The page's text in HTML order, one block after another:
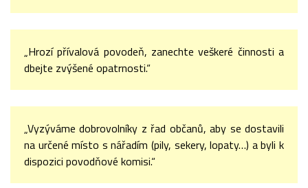
„Hrozí přívalová povodeň, zanechte veškeré činnosti a
dbejte zvýšené opatrnosti.“
„Vyzýváme dobrovolníky z řad občanů, aby se dostavili
na určené místo s nářadím (pily, sekery, lopaty…) a byli k
dispozici povodňové komisi.“